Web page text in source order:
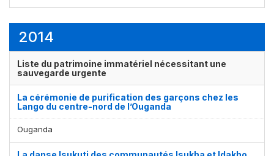
2014
Liste du patrimoine immatériel nécessitant une
sauvegarde urgente
La cérémonie de purification des garçons chez les
Lango du centre-nord de l’Ouganda
Ouganda